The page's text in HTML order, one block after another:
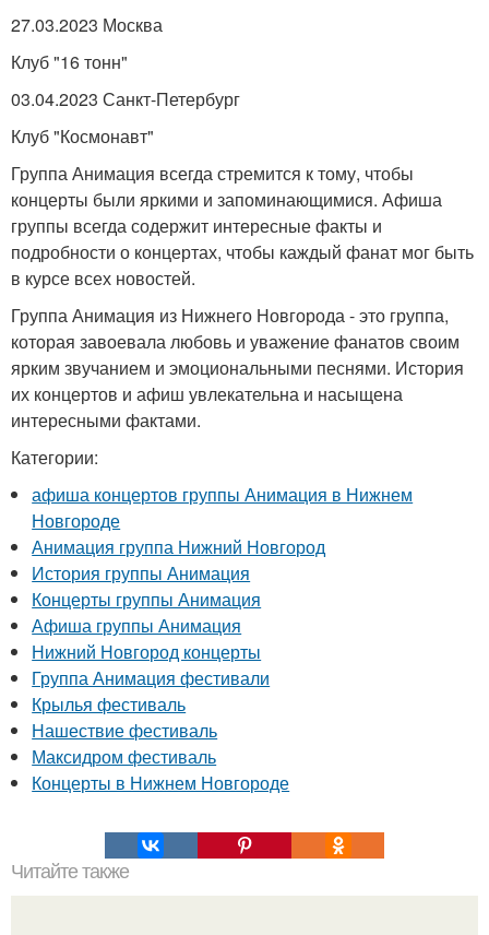
27.03.2023 Москва
Клуб "16 тонн"
03.04.2023 Санкт-Петербург
Клуб "Космонавт"
Группа Анимация всегда стремится к тому, чтобы
концерты были яркими и запоминающимися. Афиша
группы всегда содержит интересные факты и
подробности о концертах, чтобы каждый фанат мог быть
в курсе всех новостей.
Группа Анимация из Нижнего Новгорода - это группа,
которая завоевала любовь и уважение фанатов своим
ярким звучанием и эмоциональными песнями. История
их концертов и афиш увлекательна и насыщена
интересными фактами.
Категории:
афиша концертов группы Анимация в Нижнем
Новгороде
Анимация группа Нижний Новгород
История группы Анимация
Концерты группы Анимация
Афиша группы Анимация
Нижний Новгород концерты
Группа Анимация фестивали
Крылья фестиваль
Нашествие фестиваль
Максидром фестиваль
Концерты в Нижнем Новгороде
Читайте также